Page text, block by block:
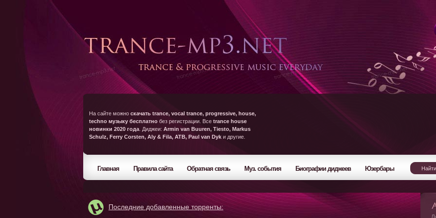
На сайте можно скачать trance, vocal trance, progressive, house,
techno музыку бесплатно без регистрации. Все trance house
новинки 2020 года . Диджеи: Armin van Buuren, Tiesto, Markus
Schulz, Ferry Corsten, Aly & Fila, ATB, Paul van Dyk и другие.
Главная Правила сайта Обратная связь Муз. события Биографии диджеев Юзербары
Последние добавленные торренты: